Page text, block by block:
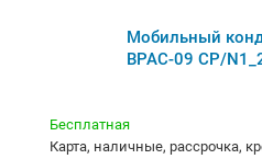
Мобильный
BPAC-09 CP/
Бесплатная
карта, наличные, рассрочка,